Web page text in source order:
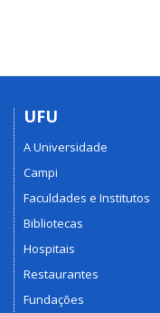
UFU
A Universidade
Campi
Faculdades e Institutos
Bibliotecas
Hospitais
Restaurantes
Fundações